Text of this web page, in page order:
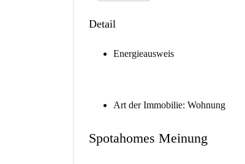
Detail
Energieausweis
Art der Immobilie: Wohnung
Spotahomes Meinung